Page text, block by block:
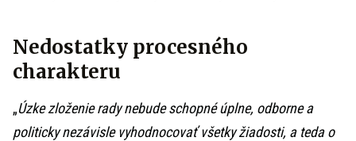
Nedostatky procesného
charakteru
„Úzke zloženie rady nebude schopné úplne, odborne a
politicky nezávisle vyhodnocovať všetky žiadosti, a teda o